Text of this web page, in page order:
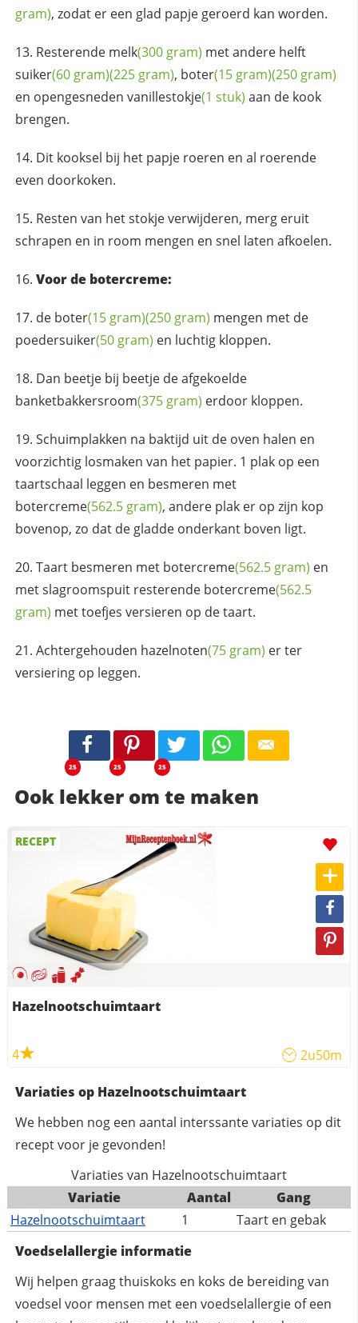
gram), zodat er een glad papje geroerd kan worden.
Resterende melk(300 gram) met andere helft
suiker(60 gram)(225 gram), boter(15 gram)(250 gram)
en opengesneden vanillestokje(1 stuk) aan de kook
brengen.
Dit kooksel bij het papje roeren en al roerende
even doorkoken.
Resten van het stokje verwijderen, merg eruit
schrapen en in room mengen en snel laten afkoelen.
Voor de botercreme:
de boter(15 gram)(250 gram) mengen met de
poedersuiker(50 gram) en luchtig kloppen.
Dan beetje bij beetje de afgekoelde
banketbakkersroom(375 gram) erdoor kloppen.
Schuimplakken na baktijd uit de oven halen en
voorzichtig losmaken van het papier. 1 plak op een
taartschaal leggen en besmeren met
botercreme(562.5 gram), andere plak er op zijn kop
bovenop, zo dat de gladde onderkant boven ligt.
Taart besmeren met botercreme(562.5 gram) en
met slagroomspuit resterende botercreme(562.5
gram) met toefjes versieren op de taart.
Achtergehouden hazelnoten(75 gram) er ter
versiering op leggen.
25 25 25
Ook lekker om te maken
RECEPT
Hazelnootschuimtaart
4 2u50m
Variaties op Hazelnootschuimtaart
We hebben nog een aantal interssante variaties op dit
recept voor je gevonden!
Variaties van Hazelnootschuimtaart
Variatie
Aantal
Gang
Hazelnootschuimtaart
1
Taart en gebak
Voedselallergie informatie
Wij helpen graag thuiskoks en koks de bereiding van
voedsel voor mensen met een voedselallergie of een